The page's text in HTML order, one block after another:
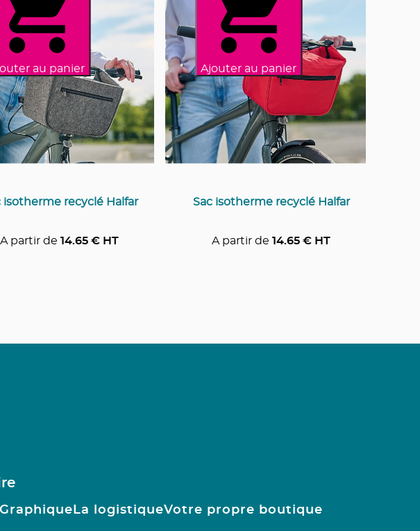
au panier
isotherme recyclé Halfar
A partir de 14.65 € HT
Ajouter au panier
Sac isotherme recyclé Halfar
A partir de 14.65 € HT
La logistiqueVotre propre boutique